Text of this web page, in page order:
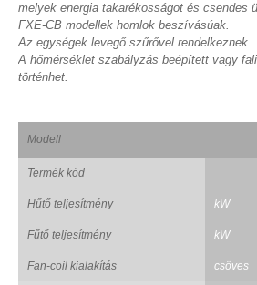
melyek energia takarékosságot és csendes
FXE-CB modellek homlok beszívásúak.
Az egységek levegő szűrővel rendelkeznek.
A hőmérséklet szabályzás beépített vagy
történhet.
Modell
Termék kód
Hűtő teljesítmény kW
Fűtő teljesítmény kW
Fan-coil kialakítás csöves